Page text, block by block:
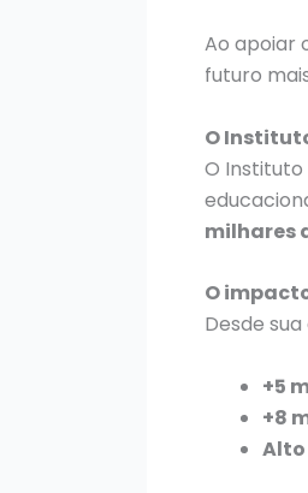
Ao apoiar
futuro
O
O
milhares
O
Desde
+5
+8